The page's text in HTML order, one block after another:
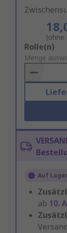
(ohne
Add
to
Basket
Rolle(n)
Menge
Auf Lager
ab 10.